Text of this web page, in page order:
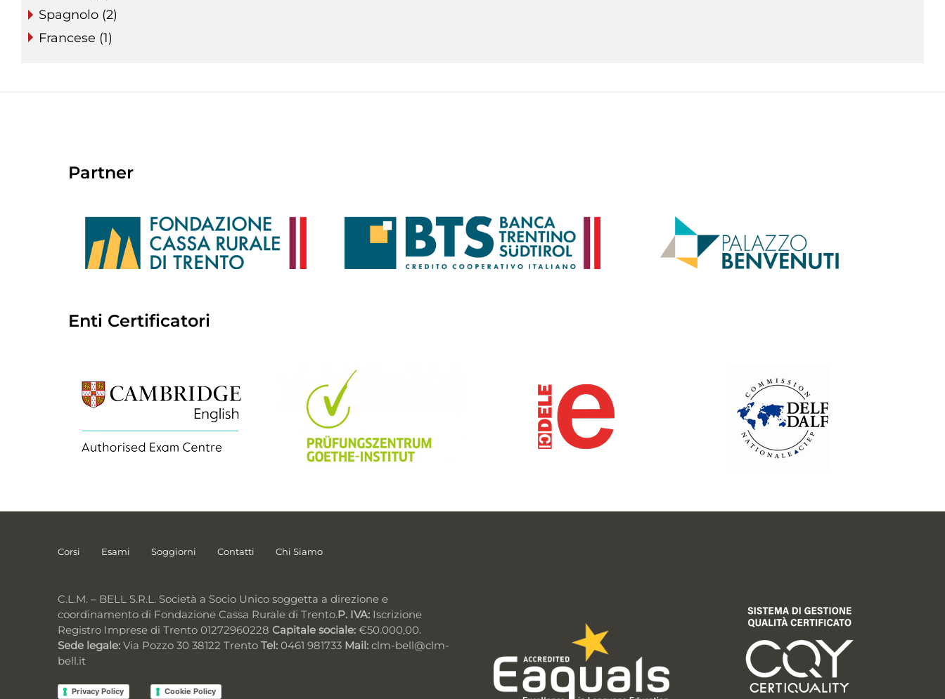
Spagnolo (2)
Francese (1)
Partner
Enti Certificatori
Corsi Esami Soggiorni Contatti Chi Siamo
C.L.M. – BELL S.R.L. Società a Socio Unico soggetta a direzione e
coordinamento di Fondazione Cassa Rurale di Trento.P. IVA: Iscrizione
Registro Imprese di Trento 01272960228Capitale sociale: €50.000,00.
Sede legale: Via Pozzo 30 38122 TrentoTel:0461 981733 Mail: clm-bell@clm-
bell.it
Privacy Policy Cookie Policy